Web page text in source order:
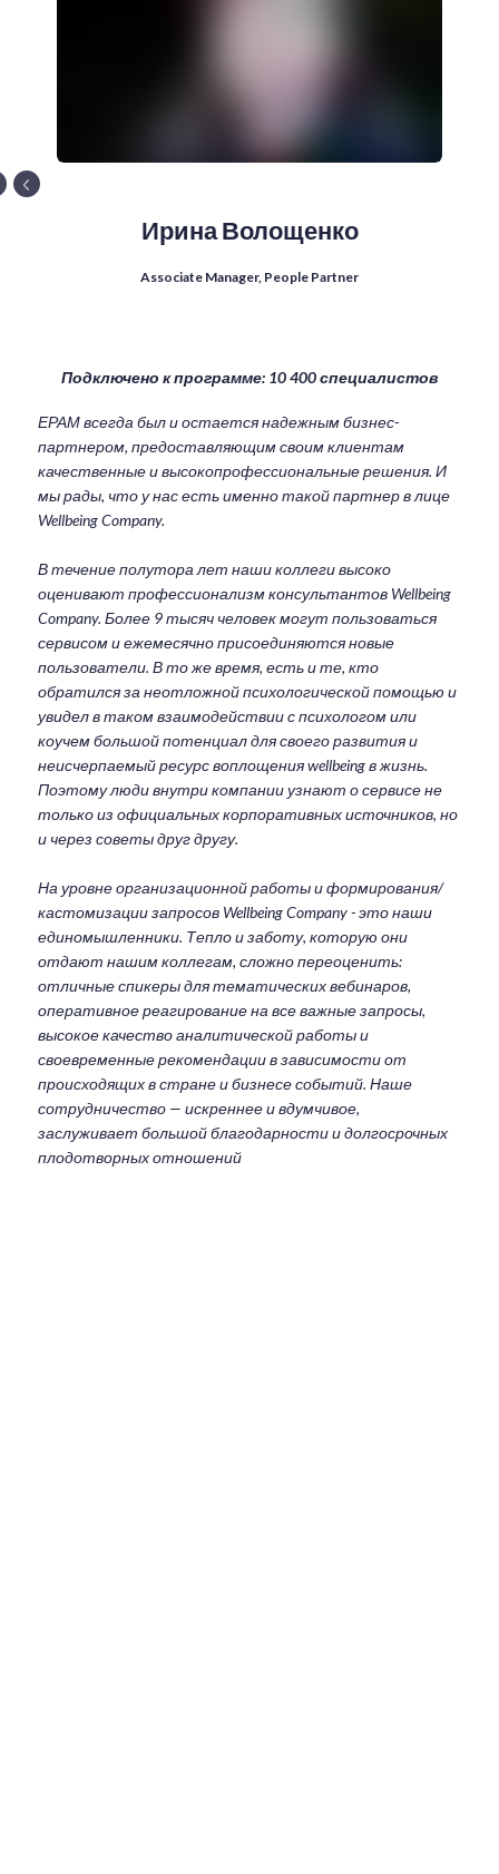
Ирина Волощенко
Associate Manager, People Partner
Подключено к программе: 10 400 специалистов
ЕРАМ всегда был и остается надежным бизнес-
партнером, предоставляющим своим клиентам
качественные и высокопрофессиональные решения. И
мы рады, что у нас есть именно такой партнер в лице
Wellbeing Company.
В течение полутора лет наши коллеги высоко
оценивают профессионализм консультантов Wellbeing
Company. Более 9 тысяч человек могут пользоваться
сервисом и ежемесячно присоединяются новые
пользователи. В то же время, есть и те, кто
обратился за неотложной психологической помощью и
увидел в таком взаимодействии с психологом или
коучем большой потенциал для своего развития и
неисчерпаемый ресурс воплощения wellbeing в жизнь.
Поэтому люди внутри компании узнают о сервисе не
только из официальных корпоративных источников, но
и через советы друг другу.
На уровне организационной работы и формирования/
кастомизации запросов Wellbeing Company - это наши
единомышленники. Тепло и заботу, которую они
отдают нашим коллегам, сложно переоценить:
отличные спикеры для тематических вебинаров,
оперативное реагирование на все важные запросы,
высокое качество аналитической работы и
своевременные рекомендации в зависимости от
происходящих в стране и бизнесе событий. Наше
сотрудничество — искреннее и вдумчивое,
заслуживает большой благодарности и долгосрочных
плодотворных отношений